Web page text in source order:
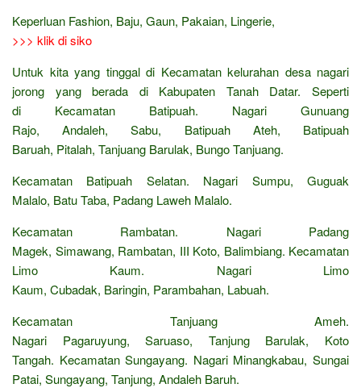
Keperluan Fashion, Baju, Gaun, Pakaian, Lingerie,
>>> klik di siko
Untuk kita yang tinggal di Kecamatan kelurahan desa nagari
jorong yang berada di Kabupaten Tanah Datar. Seperti
di Kecamatan Batipuah. Nagari Gunuang
Rajo, Andaleh, Sabu, Batipuah Ateh, Batipuah
Baruah, Pitalah, Tanjuang Barulak, Bungo Tanjuang.
Kecamatan Batipuah Selatan. Nagari Sumpu, Guguak
Malalo, Batu Taba, Padang Laweh Malalo.
Kecamatan Rambatan. Nagari Padang
Magek, Simawang, Rambatan, III Koto, Balimbiang. Kecamatan
Limo Kaum. Nagari Limo
Kaum, Cubadak, Baringin, Parambahan, Labuah.
Kecamatan Tanjuang Ameh.
Nagari Pagaruyung, Saruaso, Tanjung Barulak, Koto
Tangah. Kecamatan Sungayang. Nagari Minangkabau, Sungai
Patai, Sungayang, Tanjung, Andaleh Baruh.